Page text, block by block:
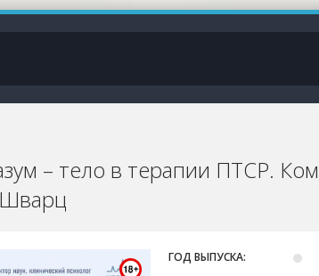
– тело в терапии ПТСР.
ГОД ВЫПУСКА: